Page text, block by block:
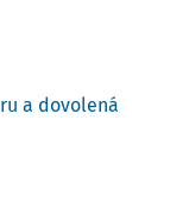
a dovolená